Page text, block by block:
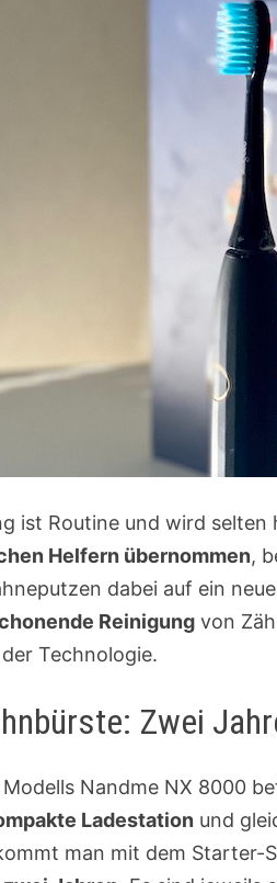
ist Routine und wird
Helfern übernommen,
dabei auf ein
Reinigungvon
Technologie.
Zwei
Nandme NX 8000
Ladestation und
man mit dem Starter-